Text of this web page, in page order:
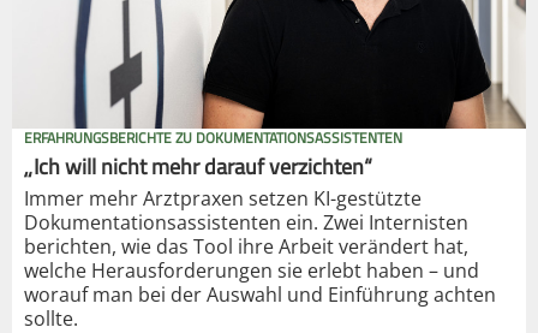
ERFAHRUNGSBERICHTE ZU DOKUMENTATIONSASSISTENTEN
„Ich will nicht mehr darauf verzichten“
Immer mehr Arztpraxen setzen KI-gestützte
Dokumentationsassistenten ein. Zwei Internisten
berichten, wie das Tool ihre Arbeit verändert hat,
welche Herausforderungen sie erlebt haben – und
worauf man bei der Auswahl und Einführung achten
sollte.